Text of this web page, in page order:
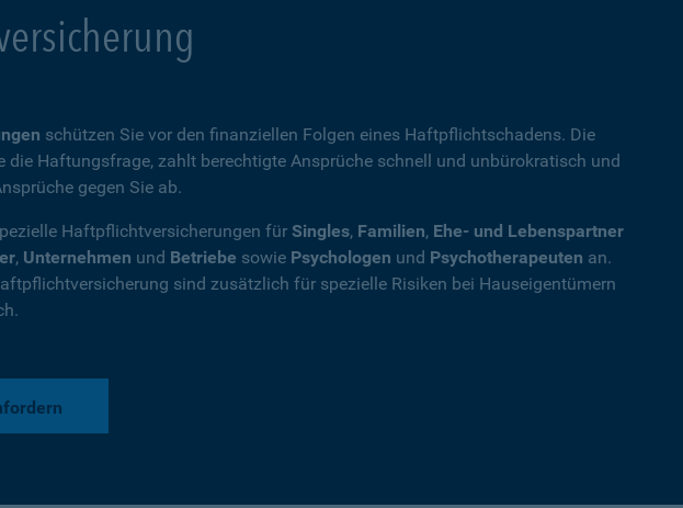
schützen Sie vor den finanziellen Folgen eines Haftpflichtschadens. Die
die Haftungsfrage, zahlt berechtigte Ansprüche schnell und unbürokratisch und
gegen Sie ab.
Haftpflichtversicherungen für Singles, Familien, Ehe- und Lebenspartner
, Unternehmen und Betriebe sowie Psychologen und Psychotherapeuten an.
sind zusätzlich für spezielle Risiken bei Hauseigentümern